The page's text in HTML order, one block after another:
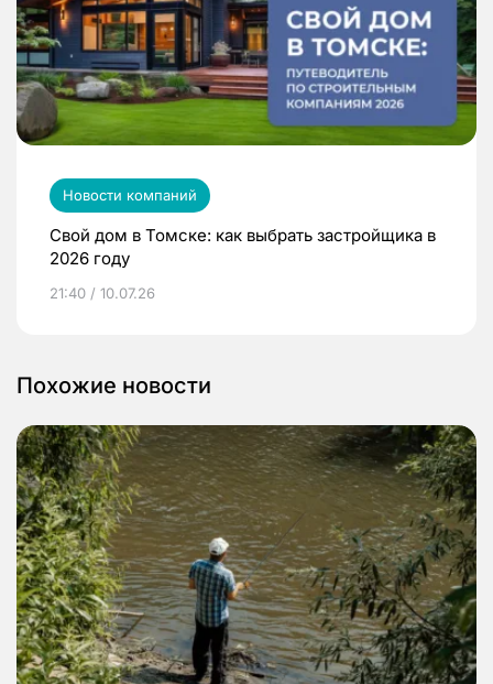
Новости компаний
Свой дом в Томске: как выбрать застройщика в
2026 году
21:40 / 10.07.26
Похожие новости